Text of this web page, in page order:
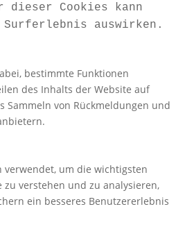
Cookies kann
auswirken.
bestimmte Funktionen
des Inhalts der Website auf
Sammeln von Rückmeldungen und
verwendet, um die wichtigsten
zu verstehen und zu analysieren,
ein besseres Benutzererlebnis